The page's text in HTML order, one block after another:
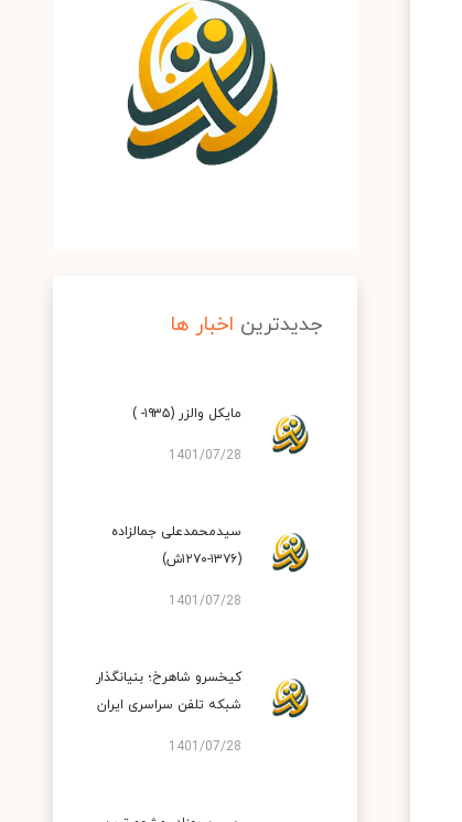
جدیدترین اخبار ها
مایکل والزر (۱۹۳۵- )
1401/07/28
سیدمحمدعلی‌ جمالزاده‌
(۱۳۷۶-۱۲۷۰ش)
1401/07/28
کیخسرو شاهرخ؛ بنیانگذار
شبکه تلفن سراسری ایران
1401/07/28